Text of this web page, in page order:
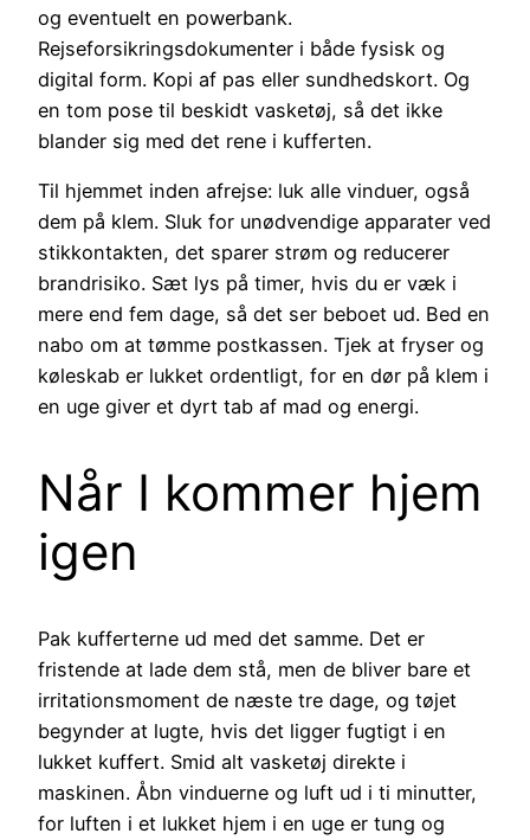
og eventuelt en powerbank.
Rejseforsikringsdokumenter i både fysisk og
digital form. Kopi af pas eller sundhedskort. Og
en tom pose til beskidt vasketøj, så det ikke
blander sig med det rene i kufferten.
Til hjemmet inden afrejse: luk alle vinduer, også
dem på klem. Sluk for unødvendige apparater ved
stikkontakten, det sparer strøm og reducerer
brandrisiko. Sæt lys på timer, hvis du er væk i
mere end fem dage, så det ser beboet ud. Bed en
nabo om at tømme postkassen. Tjek at fryser og
køleskab er lukket ordentligt, for en dør på klem i
en uge giver et dyrt tab af mad og energi.
Når I kommer hjem
igen
Pak kufferterne ud med det samme. Det er
fristende at lade dem stå, men de bliver bare et
irritationsmoment de næste tre dage, og tøjet
begynder at lugte, hvis det ligger fugtigt i en
lukket kuffert. Smid alt vasketøj direkte i
maskinen. Åbn vinduerne og luft ud i ti minutter,
for luften i et lukket hjem i en uge er tung og